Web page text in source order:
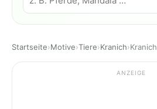
Startseite›Motive›Tiere›Kranich›Kranich
ANZEIGE